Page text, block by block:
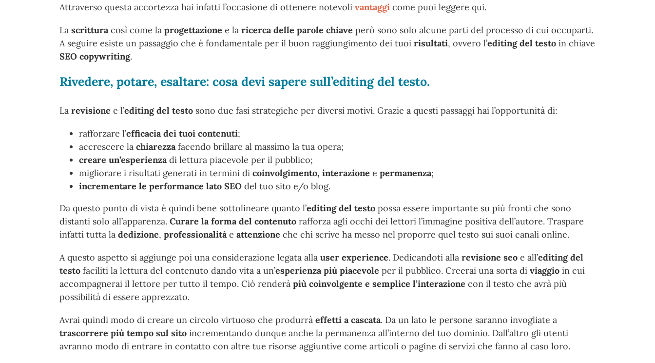
Attraverso questa accortezza hai infatti l’occasione di ottenere notevoli vantaggi come puoi leggere qui.
La scritturacosì come la progettazione e la ricerca delle parole chiave però sono solo alcune parti del processo di cui occuparti.
A seguire esiste un passaggio che è fondamentale per il buon raggiungimento dei tuoi risultati, ovvero l’editing del testo in chiave
SEO copywriting.
Rivedere, potare, esaltare: cosa devi sapere sull’editing del testo.
La revisione e l’editing del testo sono due fasi strategiche per diversi motivi. Grazie a questi passaggi hai l’opportunità di:
rafforzare l’efficacia dei tuoi contenuti;
accrescere la chiarezzafacendo brillare al massimo la tua opera;
creare un’esperienzadi lettura piacevole per il pubblico;
migliorare i risultati generati in termini di coinvolgimento, interazione e permanenza;
incrementare le performance lato SEO del tuo sito e/o blog.
Da questo punto di vista è quindi bene sottolineare quanto l’editing del testo possa essere importante su più fronti che sono
distanti solo all’apparenza. Curare la forma del contenuto rafforza agli occhi dei lettori l’immagine positiva dell’autore. Traspare
infatti tutta la dedizione, professionalitàe attenzione che chi scrive ha messo nel proporre quel testo sui suoi canali online.
A questo aspetto si aggiunge poi una considerazione legata alla user experience. Dedicandoti alla revisione seo e all’editing del
testo faciliti la lettura del contenuto dando vita a un’esperienza più piacevole per il pubblico. Creerai una sorta di viaggio in cui
accompagnerai il lettore per tutto il tempo. Ciò renderà più coinvolgente e semplice l’interazione con il testo che avrà più
possibilità di essere apprezzato.
Avrai quindi modo di creare un circolo virtuoso che produrrà effetti a cascata. Da un lato le persone saranno invogliate a
trascorrere più tempo sul sito incrementando dunque anche la permanenza all’interno del tuo dominio. Dall’altro gli utenti
avranno modo di entrare in contatto con altre tue risorse aggiuntive come articoli o pagine di servizi che fanno al caso loro.